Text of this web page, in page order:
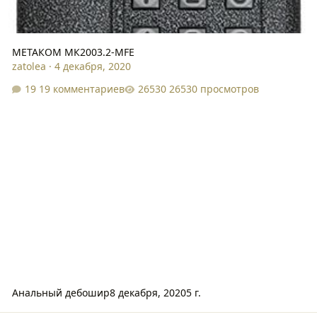
МЕТАКОМ МК2003.2-MFE
zatolea · 4 декабря, 2020
19 комментариев
26530 просмотров
Анальный дебошир8 декабря, 20205 г.